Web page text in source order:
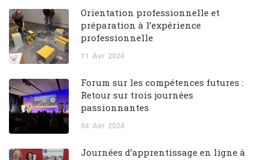
Orientation professionnelle et
préparation à l’expérience
professionnelle
11 Avr 2024
Forum sur les compétences futures :
Retour sur trois journées
passionnantes
04 Avr 2024
Journées d’apprentissage en ligne à